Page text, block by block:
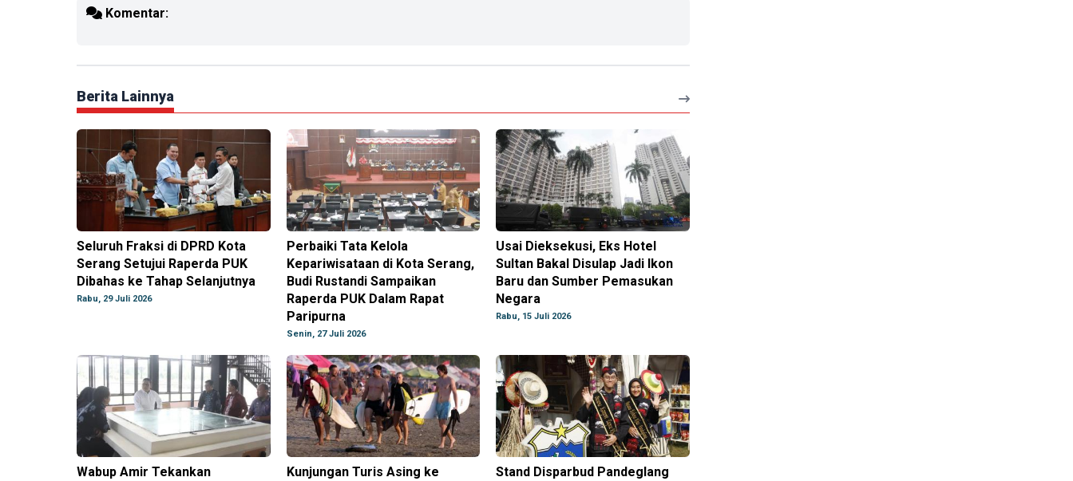
Komentar:
Berita Lainnya
Seluruh Fraksi di DPRD Kota
Serang Setujui Raperda PUK
Dibahas ke Tahap Selanjutnya
Rabu, 29 Juli 2026
Perbaiki Tata Kelola
Kepariwisataan di Kota Serang,
Budi Rustandi Sampaikan
Raperda PUK Dalam Rapat
Paripurna
Senin, 27 Juli 2026
Usai Dieksekusi, Eks Hotel
Sultan Bakal Disulap Jadi Ikon
Baru dan Sumber Pemasukan
Negara
Rabu, 15 Juli 2026
Wabup Amir Tekankan
Kunjungan Turis Asing ke
Stand Disparbud Pandeglang